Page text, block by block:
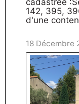
cadastrée
142, 395,
d'une
18 Décembre